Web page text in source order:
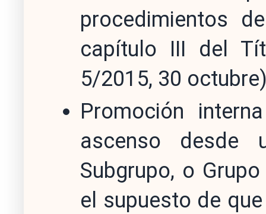
procedimientos
capítulo III del
5/2015, 30
Promoción
ascenso
Subgrupo, o
el supuesto de